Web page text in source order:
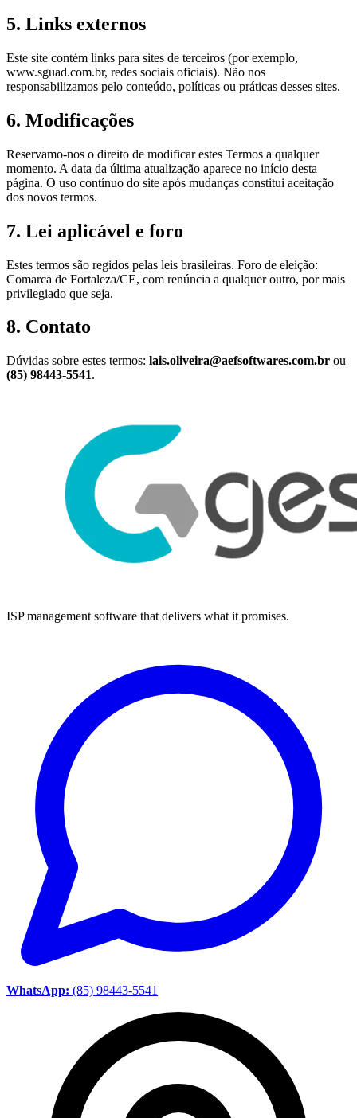
5. Links externos
Este site contém links para sites de terceiros (por exemplo,
www.sguad.com.br, redes sociais oficiais). Não nos
responsabilizamos pelo conteúdo, políticas ou práticas desses sites.
6. Modificações
Reservamo-nos o direito de modificar estes Termos a qualquer
momento. A data da última atualização aparece no início desta
página. O uso contínuo do site após mudanças constitui aceitação
dos novos termos.
7. Lei aplicável e foro
Estes termos são regidos pelas leis brasileiras. Foro de eleição:
Comarca de Fortaleza/CE, com renúncia a qualquer outro, por mais
privilegiado que seja.
8. Contato
Dúvidas sobre estes termos: lais.oliveira@aefsoftwares.com.br ou
(85) 98443-5541.
ISP management software that delivers what it promises.
WhatsApp: (85) 98443-5541